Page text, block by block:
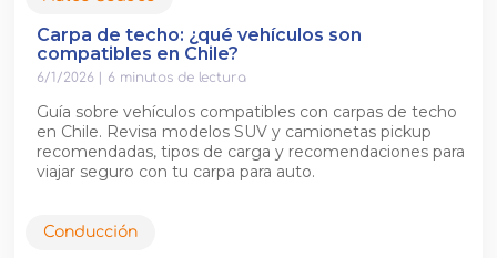
Carpa de techo: ¿qué vehículos son
compatibles en Chile?
6/1/2026| 6 minutos de lectura
Guía sobre vehículos compatibles con carpas de techo
en Chile. Revisa modelos SUV y camionetas pickup
recomendadas, tipos de carga y recomendaciones para
viajar seguro con tu carpa para auto.
Conducción